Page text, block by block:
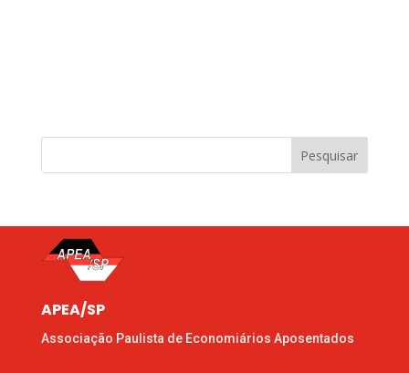
Pesquisar
APEA/SP
Associação Paulista de Economiários Aposentados